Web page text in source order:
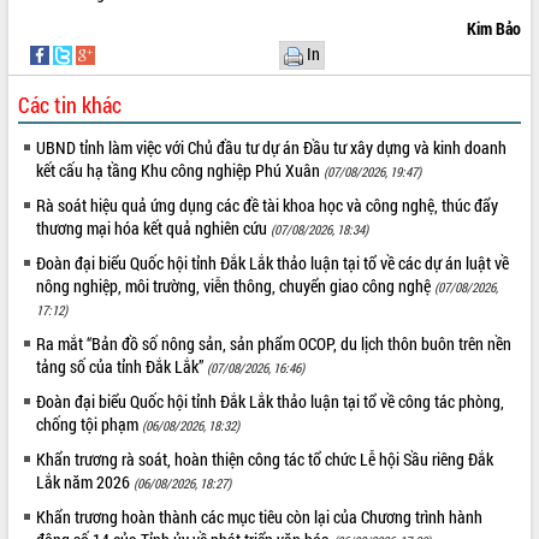
công tác cải cách thủ tục hành chính
tại Trung tâm Phục vụ hành chính
công tỉnh
Đắk Lắk: Tôn vinh 46 giải pháp tại Hội
thi Sáng tạo Kỹ thuật 2024 - 2025
Đắk Lắk rà soát, điều chỉnh Đề án 190
về phát triển nuôi trồng thủy sản
Phó Chủ tịch UBND tỉnh Đắk Lắk
Trương Công Thái kiểm tra thực địa
Dự án cao tốc Khánh Hòa - Buôn Ma
Thuột
Định vị cà phê Việt Nam như một “di
sản sống” trong dòng chảy toàn cầu
Xây dựng nông thôn mới: Nâng cao đời
sống người dân từ những mô hình thiết
thực
Quyết liệt tháo gỡ vướng mắc, đẩy
nhanh tiến độ các dự án trọng điểm
trong Khu kinh tế Nam Phú Yên
Kim Bảo
In
Các tin khác
UBND tỉnh làm việc với Chủ đầu tư dự án Đầu tư xây dựng và kinh doanh
kết cấu hạ tầng Khu công nghiệp Phú Xuân (07/08/2026, 19:47)
Rà soát hiệu quả ứng dụng các đề tài khoa học và công nghệ, thúc đẩy
thương mại hóa kết quả nghiên cứu (07/08/2026, 18:34)
Đoàn đại biểu Quốc hội tỉnh Đắk Lắk thảo luận tại tổ về các dự án luật về
nông nghiệp, môi trường, viễn thông, chuyển giao công nghệ (07/08/2026,
17:12)
Ra mắt “Bản đồ số nông sản, sản phẩm OCOP, du lịch thôn buôn trên nền
tảng số của tỉnh Đắk Lắk” (07/08/2026, 16:46)
Đoàn đại biểu Quốc hội tỉnh Đắk Lắk thảo luận tại tổ về công tác phòng,
chống tội phạm (06/08/2026, 18:32)
Khẩn trương rà soát, hoàn thiện công tác tổ chức Lễ hội Sầu riêng Đắk
Lắk năm 2026 (06/08/2026, 18:27)
Khẩn trương hoàn thành các mục tiêu còn lại của Chương trình hành